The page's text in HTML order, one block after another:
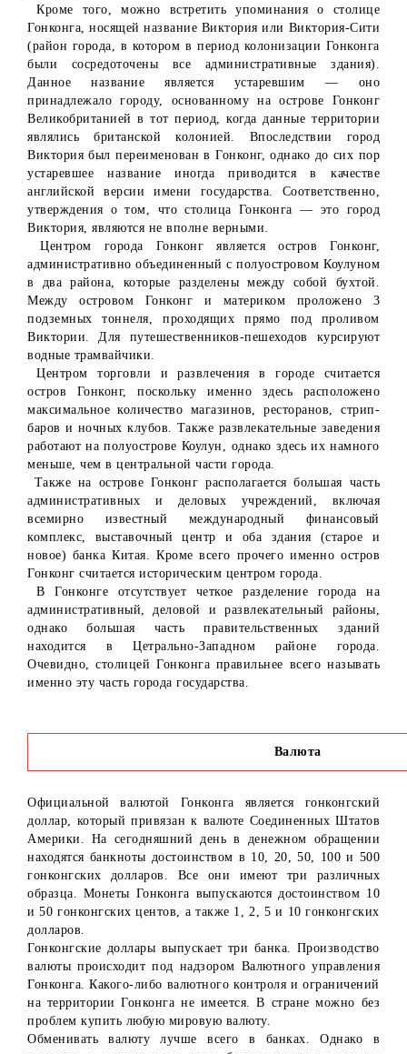
Кроме того, можно встретить упоминания о столице
Гонконга, носящей название Виктория или Виктория-Сити
(район города, в котором в период колонизации Гонконга
были сосредоточены все административные здания).
Данное название является устаревшим — оно
принадлежало городу, основанному на острове Гонконг
Великобританией в тот период, когда данные территории
являлись британской колонией. Впоследствии город
Виктория был переименован в Гонконг, однако до сих пор
устаревшее название иногда приводится в качестве
английской версии имени государства. Соответственно,
утверждения о том, что столица Гонконга — это город
Виктория, являются не вполне верными.
Центром города Гонконг является остров Гонконг,
административно объединенный с полуостровом Коулуном
в два района, которые разделены между собой бухтой.
Между островом Гонконг и материком проложено 3
подземных тоннеля, проходящих прямо под проливом
Виктории. Для путешественников-пешеходов курсируют
водные трамвайчики.
Центром торговли и развлечения в городе считается
остров Гонконг, поскольку именно здесь расположено
максимальное количество магазинов, ресторанов, стрип-
баров и ночных клубов. Также развлекательные заведения
работают на полуострове Коулун, однако здесь их намного
меньше, чем в центральной части города.
Также на острове Гонконг располагается большая часть
административных и деловых учреждений, включая
всемирно известный международный финансовый
комплекс, выставочный центр и оба здания (старое и
новое) банка Китая. Кроме всего прочего именно остров
Гонконг считается историческим центром города.
В Гонконге отсутствует четкое разделение города на
административный, деловой и развлекательный районы,
однако большая часть правительственных зданий
находится в Цетрально-Западном районе города.
Очевидно, столицей Гонконга правильнее всего называть
именно эту часть города государства.
Валюта
Официальной валютой Гонконга является гонконгский
доллар, который привязан к валюте Соединенных Штатов
Америки. На сегодняшний день в денежном обращении
находятся банкноты достоинством в 10, 20, 50, 100 и 500
гонконгских долларов. Все они имеют три различных
образца. Монеты Гонконга выпускаются достоинством 10
и 50 гонконгских центов, а также 1, 2, 5 и 10 гонконгских
долларов.
Гонконгские доллары выпускает три банка. Производство
валюты происходит под надзором Валютного управления
Гонконга. Какого-либо валютного контроля и ограничений
на территории Гонконга не имеется. В стране можно без
проблем купить любую мировую валюту.
Обменивать валюту лучше всего в банках. Однако в